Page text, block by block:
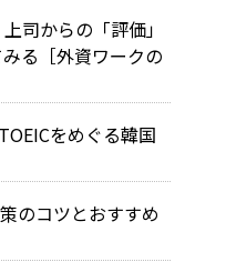
司からの「評価」
る［外資ワークの
をめぐる韓国
のコツとおすすめ